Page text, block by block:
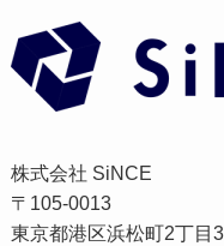
株式会社 SiNCE
〒105-0013
東京都港区浜松町2丁目